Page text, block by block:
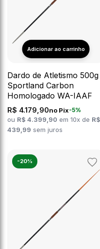
Dardo de Atletismo 500g
Sportland Carbon
Homologado WA-IAAF
R$ 4.179,90no Pix-5%
ou R$ 4.399,90 em 10x de R$
439,99 sem juros
-20%
aos